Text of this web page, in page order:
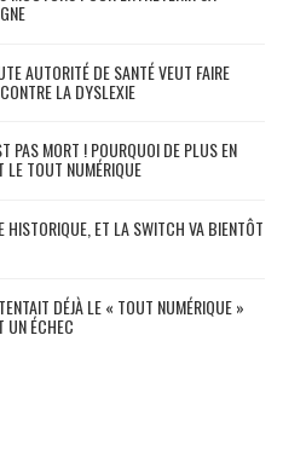
AUTORITÉ DE SANTÉ VEUT FAIRE
LA DYSLEXIE
PAS MORT ! POURQUOI DE PLUS EN
LE TOUT NUMÉRIQUE
HISTORIQUE, ET LA SWITCH VA BIENTÔT
DÉJÀ LE « TOUT NUMÉRIQUE »
UN ÉCHEC